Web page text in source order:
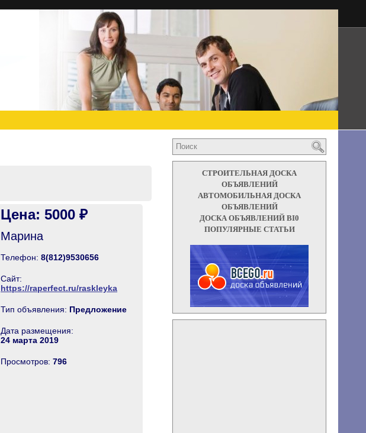
Цена: 5000 ₽
Марина
Телефон: 8(812)9530656
Сайт:
https://raperfect.ru/raskleyka
Тип объявления: Предложение
Дата размещения:
24 марта 2019
Просмотров: 796
СТРОИТЕЛЬНАЯ ДОСКА
ОБЪЯВЛЕНИЙ
АВТОМОБИЛЬНАЯ ДОСКА
ОБЪЯВЛЕНИЙ
ДОСКА ОБЪЯВЛЕНИЙ BI0
ПОПУЛЯРНЫЕ СТАТЬИ